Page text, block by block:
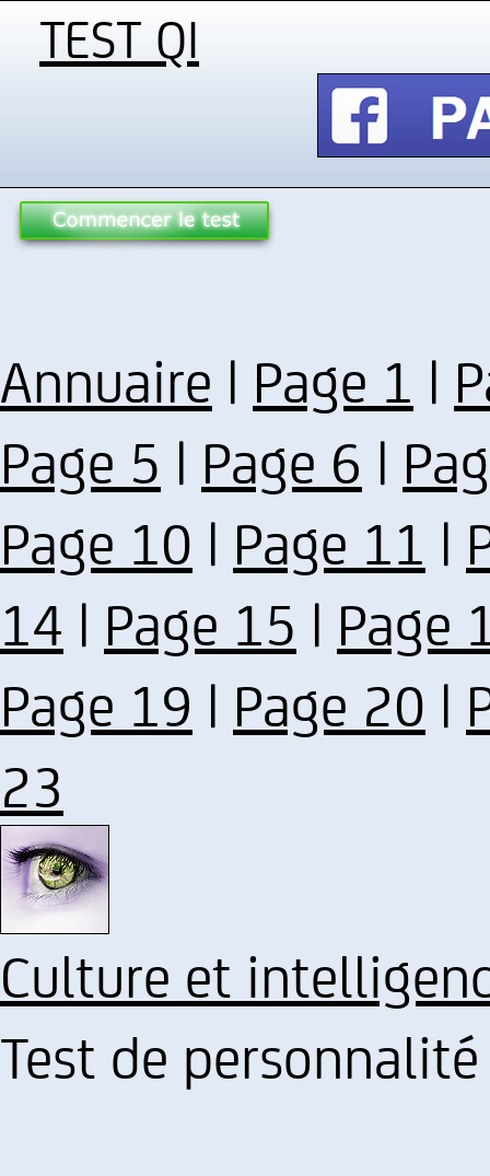
TEST QI
Annuaire | Page 1 |
Page 5 | Page 6 |
Page 10 | Page 11 |
14 | Page 15 | Page
Page 19 | Page 20 |
23
Culture et
Test de